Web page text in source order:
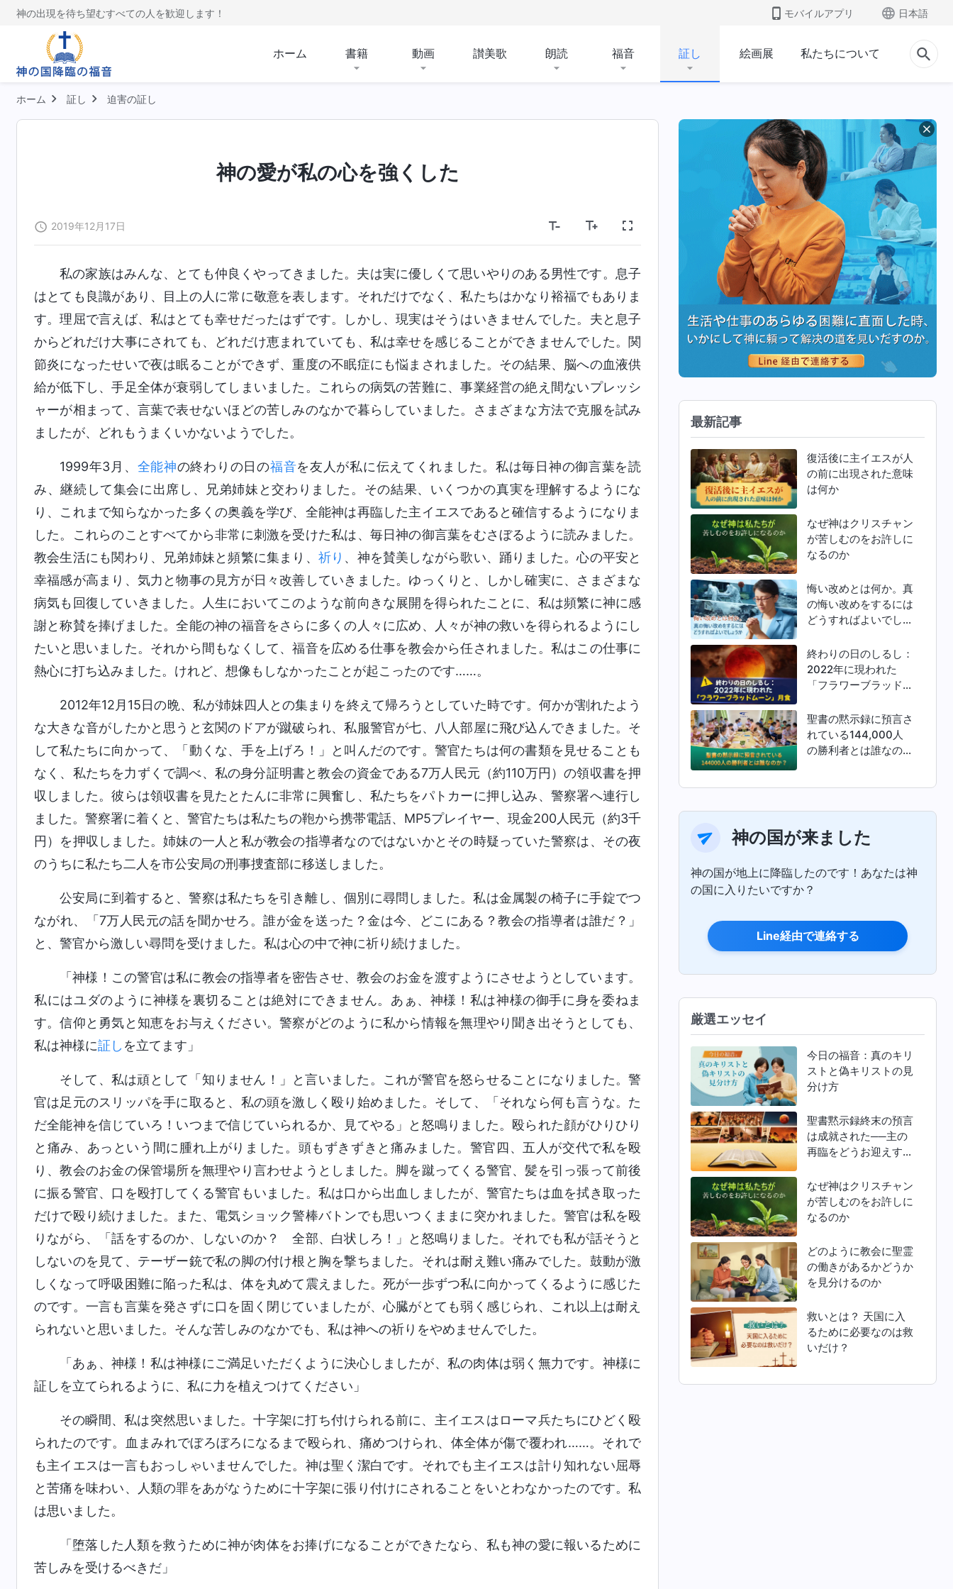
神の出現を待ち望むすべての人を歓迎します！ モバイルアプリ 日本語
ホーム 書籍 動画 讃美歌 朗読 福音 証し 絵画展 私たちについて
ホーム 証し 迫害の証し
神の愛が私の心を強くした
2019年12月17日
私の家族はみんな、とても仲良くやってきました。夫は実に優しくて思いやりのある男性です。息子
はとても良識があり、目上の人に常に敬意を表します。それだけでなく、私たちはかなり裕福でもありま
す。理屈で言えば、私はとても幸せだったはずです。しかし、現実はそうはいきませんでした。夫と息子
からどれだけ大事にされても、どれだけ恵まれていても、私は幸せを感じることができませんでした。関
節炎になったせいで夜は眠ることができず、重度の不眠症にも悩まされました。その結果、脳への血液供
給が低下し、手足全体が衰弱してしまいました。これらの病気の苦難に、事業経営の絶え間ないプレッシ
ャーが相まって、言葉で表せないほどの苦しみのなかで暮らしていました。さまざまな方法で克服を試み
ましたが、どれもうまくいかないようでした。
1999年3月、 全能神の終わりの日の福音を友人が私に伝えてくれました。私は毎日神の御言葉を読
み、継続して集会に出席し、兄弟姉妹と交わりました。その結果、いくつかの真実を理解するようにな
り、これまで知らなかった多くの奥義を学び、全能神は再臨した主イエスであると確信するようになりま
した。これらのことすべてから非常に刺激を受けた私は、毎日神の御言葉をむさぼるように読みました。
教会生活にも関わり、兄弟姉妹と頻繁に集まり、 祈り 、神を賛美しながら歌い、踊りました。心の平安と
幸福感が高まり、気力と物事の見方が日々改善していきました。ゆっくりと、しかし確実に、さまざまな
病気も回復していきました。人生においてこのような前向きな展開を得られたことに、私は頻繁に神に感
謝と称賛を捧げました。全能の神の福音をさらに多くの人々に広め、人々が神の救いを得られるようにし
たいと思いました。それから間もなくして、福音を広める仕事を教会から任されました。私はこの仕事に
熱心に打ち込みました。けれど、想像もしなかったことが起こったのです……。
2012年12月15日の晩、私が姉妹四人との集まりを終えて帰ろうとしていた時です。何かが割れたよう
な大きな音がしたかと思うと玄関のドアが蹴破られ、私服警官が七、八人部屋に飛び込んできました。そ
して私たちに向かって、「動くな、手を上げろ！」と叫んだのです。警官たちは何の書類を見せることも
なく、私たちを力ずくで調べ、私の身分証明書と教会の資金である7万人民元（約110万円）の領収書を押
収しました。彼らは領収書を見たとたんに非常に興奮し、私たちをパトカーに押し込み、警察署へ連行し
ました。警察署に着くと、警官たちは私たちの鞄から携帯電話、MP5プレイヤー、現金200人民元（約3千
円）を押収しました。姉妹の一人と私が教会の指導者なのではないかとその時疑っていた警察は、その夜
のうちに私たち二人を市公安局の刑事捜査部に移送しました。
公安局に到着すると、警察は私たちを引き離し、個別に尋問しました。私は金属製の椅子に手錠でつ
ながれ、「7万人民元の話を聞かせろ。誰が金を送った？金は今、どこにある？教会の指導者は誰だ？」
と、警官から激しい尋問を受けました。私は心の中で神に祈り続けました。
「神様！この警官は私に教会の指導者を密告させ、教会のお金を渡すようにさせようとしています。
私にはユダのように神様を裏切ることは絶対にできません。あぁ、神様！私は神様の御手に身を委ねま
す。信仰と勇気と知恵をお与えください。警察がどのように私から情報を無理やり聞き出そうとしても、
私は神様に証し を立てます」
そして、私は頑として「知りません！」と言いました。これが警官を怒らせることになりました。警
官は足元のスリッパを手に取ると、私の頭を激しく殴り始めました。そして、「それなら何も言うな。た
だ全能神を信じていろ！いつまで信じていられるか、見てやる」と怒鳴りました。殴られた顔がひりひり
と痛み、あっという間に腫れ上がりました。頭もずきずきと痛みました。警官四、五人が交代で私を殴
り、教会のお金の保管場所を無理やり言わせようとしました。脚を蹴ってくる警官、髪を引っ張って前後
に振る警官、口を殴打してくる警官もいました。私は口から出血しましたが、警官たちは血を拭き取った
だけで殴り続けました。また、電気ショック警棒バトンでも思いつくままに突かれました。警官は私を殴
りながら、「話をするのか、しないのか？ 全部、白状しろ！」と怒鳴りました。それでも私が話そうと
しないのを見て、テーザー銃で私の脚の付け根と胸を撃ちました。それは耐え難い痛みでした。鼓動が激
しくなって呼吸困難に陥った私は、体を丸めて震えました。死が一歩ずつ私に向かってくるように感じた
のです。一言も言葉を発さずに口を固く閉じていましたが、心臓がとても弱く感じられ、これ以上は耐え
られないと思いました。そんな苦しみのなかでも、私は神への祈りをやめませんでした。
「あぁ、神様！私は神様にご満足いただくように決心しましたが、私の肉体は弱く無力です。神様に
証しを立てられるように、私に力を植えつけてください」
その瞬間、私は突然思いました。十字架に打ち付けられる前に、主イエスはローマ兵たちにひどく殴
られたのです。血まみれでぼろぼろになるまで殴られ、痛めつけられ、体全体が傷で覆われ……。それで
も主イエスは一言もおっしゃいませんでした。神は聖く潔白です。それでも主イエスは計り知れない屈辱
と苦痛を味わい、人類の罪をあがなうために十字架に張り付けにされることをいとわなかったのです。私
は思いました。
「堕落した人類を救うために神が肉体をお捧げになることができたなら、私も神の愛に報いるために
苦しみを受けるべきだ」
最新記事
復活後に主イエスが人
の前に出現された意味
は何か
なぜ神はクリスチャン
が苦しむのをお許しに
なるのか
悔い改めとは何か。真
の悔い改めをするには
どうすればよいでしょ
終わりの日のしるし：
2022年に現われた
「フラワーブラッドム
聖書の黙示録に預言さ
れている144,000人
の勝利者とは誰なの
神の国が来ました
神の国が地上に降臨したのです！あなたは神
の国に入りたいですか？
Line経由で連絡する
厳選エッセイ
今日の福音：真のキリ
ストと偽キリストの見
分け方
聖書黙示録終末の預言
は成就された──主の
再臨をどうお迎えすれ
なぜ神はクリスチャン
が苦しむのをお許しに
なるのか
どのように教会に聖霊
の働きがあるかどうか
を見分けるのか
救いとは？ 天国に入
るために必要なのは救
いだけ？